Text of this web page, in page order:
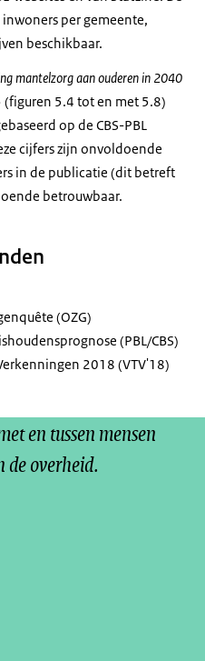
per gemeente,
beschikbaar.
mantelzorg aan ouderen in 2040
5.4 tot en met 5.8)
op de CBS-PBL
cijfers zijn onvoldoende
in de publicatie (dit betreft
betrouwbaar.
(OZG)
(PBL/CBS)
2018 (VTV'18)
en tussen mensen
de overheid.